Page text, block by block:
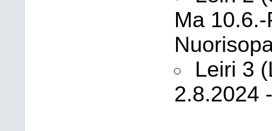
Ma
Leiri 3
2.8.2024